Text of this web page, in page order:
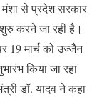
मंशा से प्रदेश सरकार
करने जा रही है।
19 मार्च को उज्जैन
किया जा रहा
डॉ. यादव ने कहा